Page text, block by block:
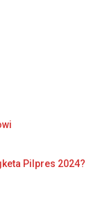
Pilpres 2024?